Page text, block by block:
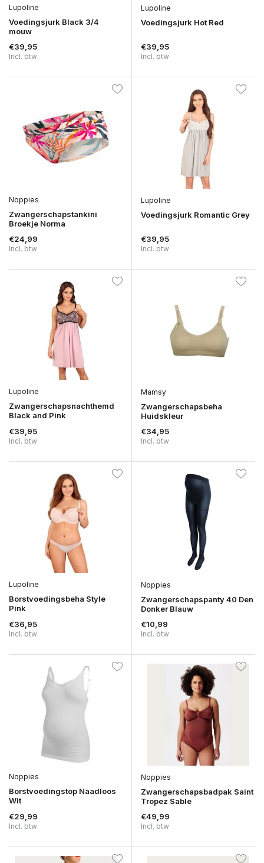
Lupoline
Voedingsjurk Black 3/4
mouw
€39,95
Incl. btw
Lupoline
Voedingsjurk Hot Red
€39,95
Incl. btw
Noppies
Zwangerschapstankini
Broekje Norma
€24,99
Incl. btw
Lupoline
Voedingsjurk Romantic Grey
€39,95
Incl. btw
Lupoline
Zwangerschapsnachthemd
Black and Pink
€39,95
Incl. btw
Mamsy
Zwangerschapsbeha
Huidskleur
€34,95
Incl. btw
Lupoline
Borstvoedingsbeha Style
Pink
€36,95
Incl. btw
Noppies
Zwangerschapspanty 40 Den
Donker Blauw
€10,99
Incl. btw
Noppies
Borstvoedingstop Naadloos
Wit
€29,99
Incl. btw
Noppies
Zwangerschapsbadpak Saint
Tropez Sable
€49,99
Incl. btw